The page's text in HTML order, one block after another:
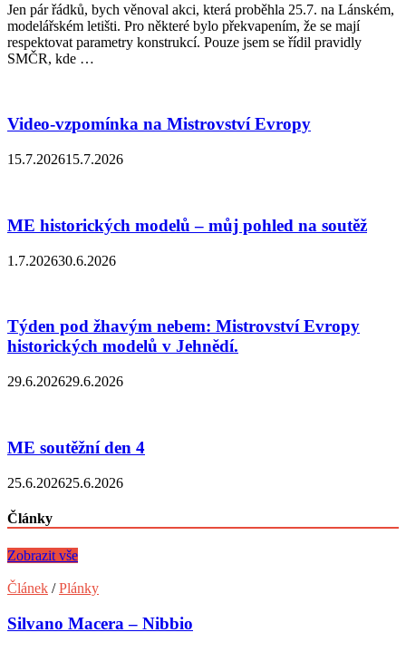
Jen pár řádků, bych věnoval akci, která proběhla 25.7. na Lánském,
modelářském letišti. Pro některé bylo překvapením, že se mají
respektovat parametry konstrukcí. Pouze jsem se řídil pravidly
SMČR, kde …
Video-vzpomínka na Mistrovství Evropy
15.7.202615.7.2026
ME historických modelů – můj pohled na soutěž
1.7.202630.6.2026
Týden pod žhavým nebem: Mistrovství Evropy
historických modelů v Jehnědí.
29.6.202629.6.2026
ME soutěžní den 4
25.6.202625.6.2026
Články
Zobrazit vše
Článek /Plánky
Silvano Macera – Nibbio